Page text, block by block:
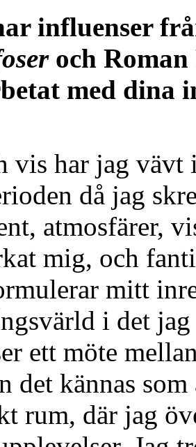
influenser
och
med dina
vis har jag
då jag
atmosfärer,
mig, och
mitt
i det
ett möte
det kännas
rum, där jag